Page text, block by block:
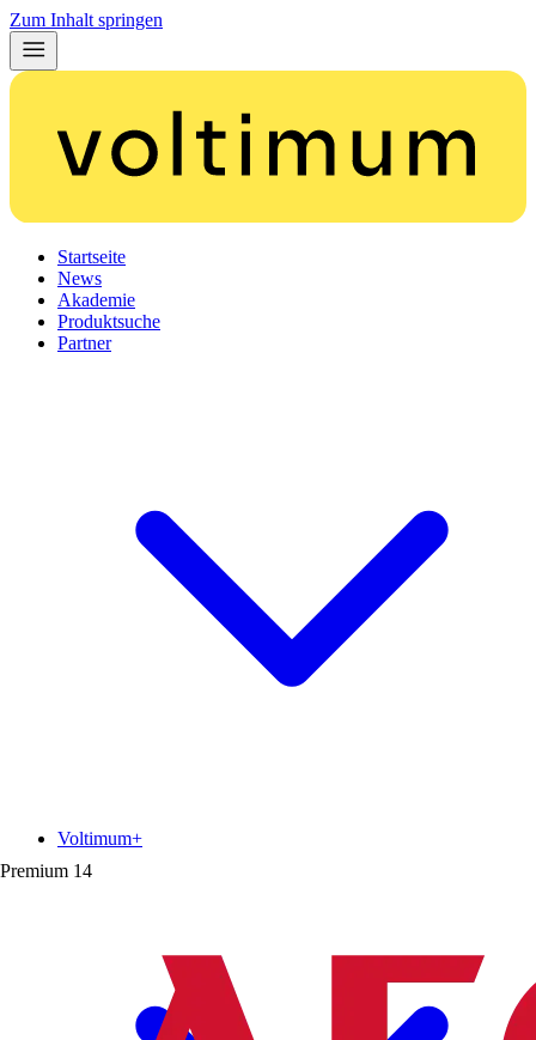
Zum Inhalt springen
Startseite
News
Akademie
Produktsuche
Partner
Premium 14
Voltimum+